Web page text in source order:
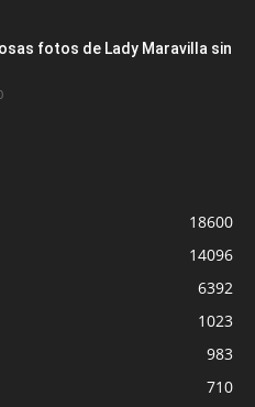
fotos de Lady Maravilla sin
18600
14096
6392
1023
983
710